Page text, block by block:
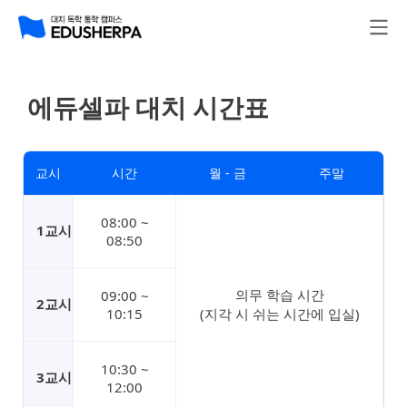
에듀셀파 대치 시간표
교시 시간 월 - 금 주말
1교시
08:00 ~
08:50
의무 학습 시간
(지각 시 쉬는 시간에 입실)
2교시
09:00 ~
10:15
3교시
10:30 ~
12:00